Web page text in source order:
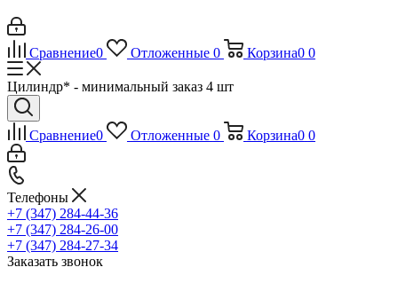
Сравнение0 Отложенные 0 Корзина0 0
Цилиндр* - минимальный заказ 4 шт
Сравнение0 Отложенные 0 Корзина0 0
Телефоны
+7 (347) 284-44-36
+7 (347) 284-26-00
+7 (347) 284-27-34
Заказать звонок